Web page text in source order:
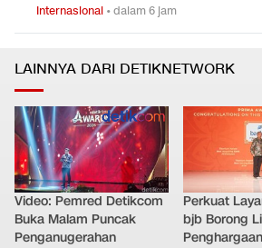
Internasional •dalam 6 jam
LAINNYA DARI DETIKNETWORK
Video: Pemred Detikcom
Buka Malam Puncak
Penganugerahan
Perkuat
bjb Borong